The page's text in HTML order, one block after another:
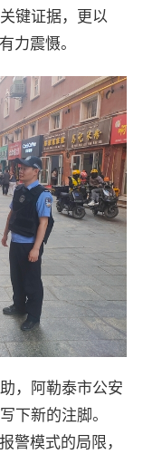
键证据，更以
力震慑。
，阿勒泰市公安
下新的注脚。
警模式的局限，